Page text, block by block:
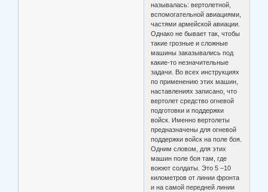
называлась: вертолетной,
вспомогательной авиациями,
частями армейской авиации.
Однако не бывает так, чтобы
такие грозные и сложные
машины заказывались под
какие-то незначительные
задачи. Во всех инструкциях
по применению этих машин,
наставлениях записано, что
вертолет средство огневой
подготовки и поддержки
войск. Именно вертолеты
предназначены для огневой
поддержки войск на поле боя.
Одним словом, для этих
машин поле боя там, где
воюют солдаты. Это 5 –10
километров от линии фронта
и на самой передней линии